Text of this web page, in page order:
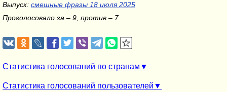
Выпуск: смешные фразы 18 июля 2025
Проголосовало за – 9, против – 7
Статистика голосований по странам
Статистика голосований пользователей